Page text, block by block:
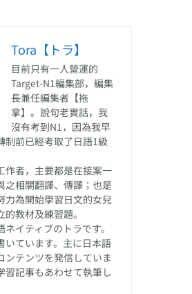
Tora【トラ】
目前只有一人營運的
Target-N1編集部，編集
長兼任編集者【拖
拿】。說句老實話，我
沒有考到N1，因為我早
制前已經考取了日語1級
作者，主要都是在接案一
之相關翻譯、傳譯；也是
力為開始學習日文的女兒
教材及練習題。
イティブのトラです。
いています。主に日本語
ンテンツを発信していま
習記事もあわせて執筆し